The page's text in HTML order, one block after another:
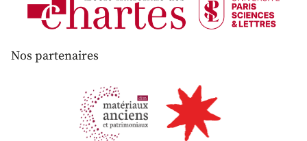
Nos partenaires